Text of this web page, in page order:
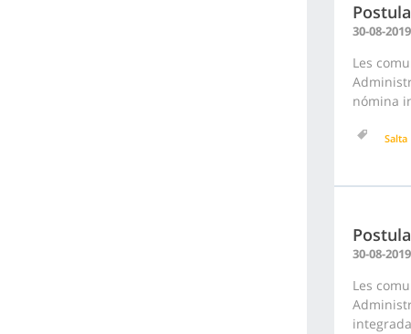
30-08-2019
Les
nómina
Salta
30-08-2019
Les